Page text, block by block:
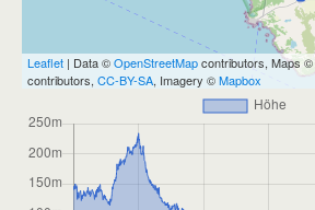
Leaflet | Data ©OpenStreetMapcontributors, Maps ©
contributors, CC-BY-SA, Imagery ©Mapbox